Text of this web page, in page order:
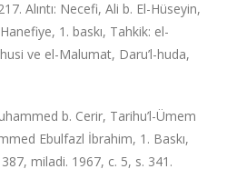
Alıntı: Necefi, Ali b. El-Hüseyin,
1. baskı, Tahkik: el-
ve el-Malumat, Daru’l-huda,
b. Cerir, Tarihu’l-Ümem
Ebulfazl İbrahim, 1. Baskı,
miladi. 1967, c. 5, s. 341.